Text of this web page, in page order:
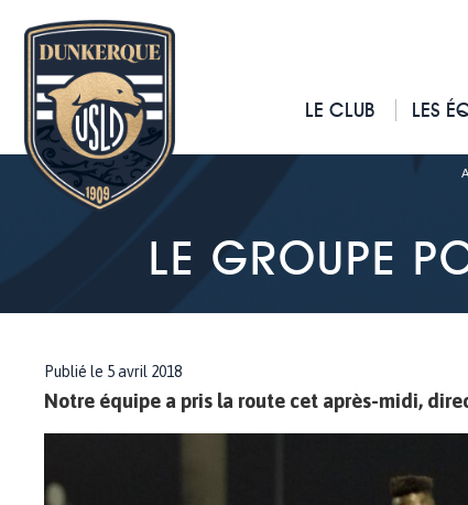
LE CLUB LES
LE GROUPE
Publié le 5 avril 2018
Notre équipe a pris la route cet après-midi,